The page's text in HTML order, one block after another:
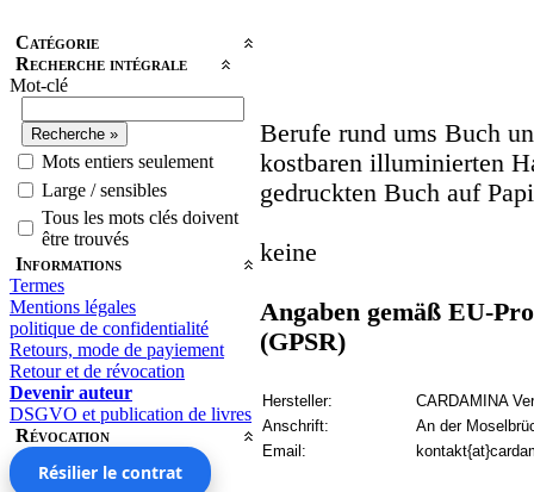
Catégorie
Recherche intégrale
Mot-clé
Mots entiers seulement
Large / sensibles
Tous les mots clés doivent
être trouvés
Informations
Termes
Mentions légales
politique de confidentialité
Retours, mode de payiement
Retour et de révocation
Devenir auteur
DSGVO et publication de livres
Révocation
Résilier le contrat
Berufe rund ums Buch
kostbaren illuminierten
gedruckten Buch auf
keine
Angaben gemäß EU-
(GPSR)
Hersteller:
CARDAMINA
Anschrift:
An der
Email: